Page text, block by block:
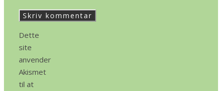
Dette
site
anvender
Akismet
til at